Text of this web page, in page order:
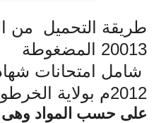
20013 المضغوطة
شامل امتحانات
2012م بولاية الخرطوم
على حسب المواد وهى